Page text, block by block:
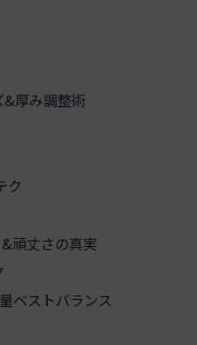
&厚み調整術
ク
頑丈さの真実
ベストバランス